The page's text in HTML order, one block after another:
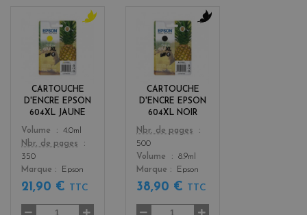
CARTOUCHE
D'ENCRE EPSON
604XL JAUNE
Color
o
w
Volume
4.0ml
Nbr. de pages
350
Marque
Epson
21,90 € TTC
CARTOUCHE
D'ENCRE EPSON
604XL NOIR
Color
k
Nbr. de pages
500
Volume
8.9ml
Marque
Epson
38,90 € TTC